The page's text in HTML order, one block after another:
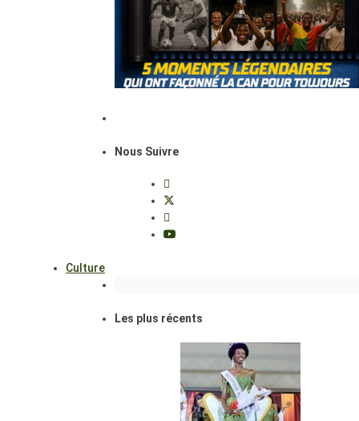
Nous Suivre
Culture
Les plus récents